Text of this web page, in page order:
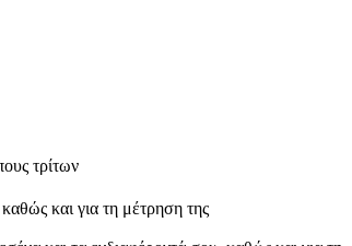
τρίτων
και για τη μέτρηση της